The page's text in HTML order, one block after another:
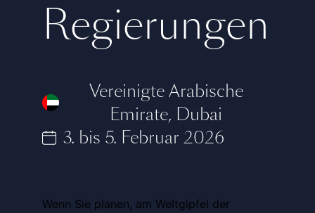
Regierungen
Vereinigte Arabische
Emirate, Dubai
3. bis 5. Februar 2026
Wenn Sie planen, am Weltgipfel der